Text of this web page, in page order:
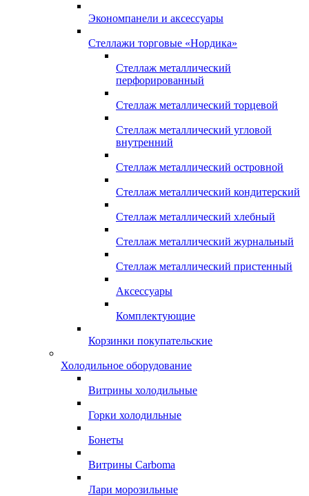
Экономпанели и аксессуары
Стеллажи торговые «Нордика»
Стеллаж металлический
перфорированный
Стеллаж металлический торцевой
Стеллаж металлический угловой
внутренний
Стеллаж металлический островной
Стеллаж металлический кондитерский
Стеллаж металлический хлебный
Стеллаж металлический журнальный
Стеллаж металлический пристенный
Аксессуары
Комплектующие
Корзинки покупательские
Холодильное оборудование
Витрины холодильные
Горки холодильные
Бонеты
Витрины Carboma
Лари морозильные